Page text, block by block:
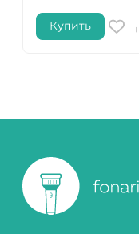
Купить